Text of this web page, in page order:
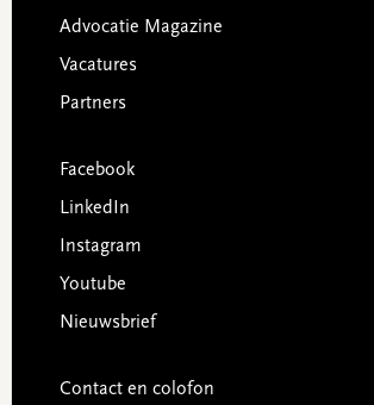
Advocatie Magazine
Vacatures
Partners
Facebook
LinkedIn
Instagram
Youtube
Nieuwsbrief
Contact en colofon